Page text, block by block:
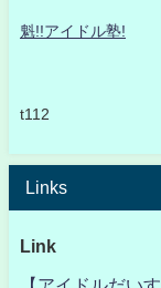
魁!!アイドル塾!
t112
Links
Link